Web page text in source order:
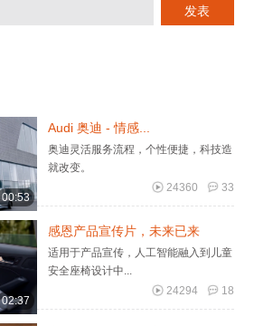
00:53
Audi 奥迪 - 情感...
奥迪灵活服务流程，个性便捷，科技造
就改变。
33
24360
02:37
感恩产品宣传片，未来已来
适用于产品宣传，人工智能融入到儿童
安全座椅设计中...
18
24294